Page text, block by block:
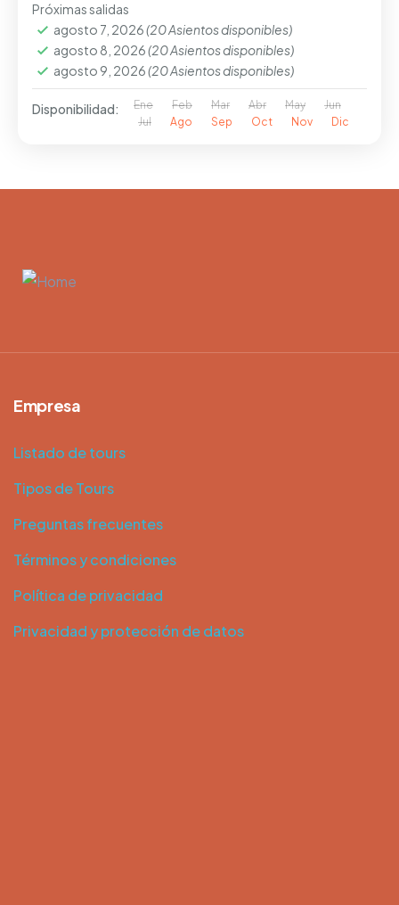
Próximas salidas
agosto 7, 2026(20 Asientos disponibles)
agosto 8, 2026(20 Asientos disponibles)
agosto 9, 2026(20 Asientos disponibles)
Disponibilidad: Ene Feb Mar Abr May
Jun
Jul
Ago Sep Oct Nov Dic
Empresa
Listado de tours
Tipos de Tours
Preguntas frecuentes
Términos y condiciones
Política de privacidad
Privacidad y protección de datos